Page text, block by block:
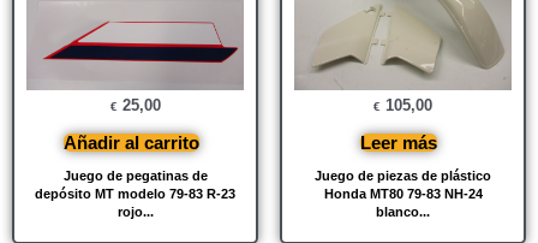
Juego de pegatinas de
depósito MT modelo 79-83 R-23
rojo...
€ 25,00
Añadir al carrito
Juego de piezas de plástico
Honda MT80 79-83 NH-24
blanco...
€ 105,00
Leer más